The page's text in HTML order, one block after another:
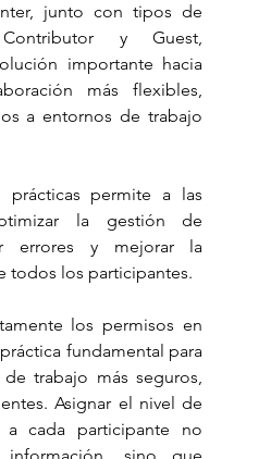
junto con tipos de
y Guest,
importante hacia
más flexibles,
a entornos de trabajo
prácticas permite a las
la gestión de
errores y mejorar la
todos los participantes.
los permisos en
fundamental para
trabajo más seguros,
Asignar el nivel de
a cada participante no